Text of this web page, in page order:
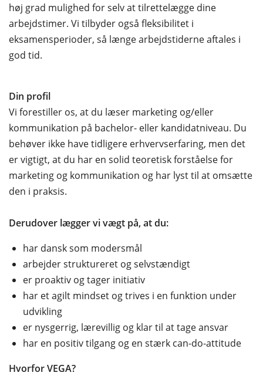
høj grad mulighed for selv at tilrettelægge dine
arbejdstimer. Vi tilbyder også fleksibilitet i
eksamensperioder, så længe arbejdstiderne aftales i
god tid.
Din profil
Vi forestiller os, at du læser marketing og/eller
kommunikation på bachelor- eller kandidatniveau. Du
behøver ikke have tidligere erhvervserfaring, men det
er vigtigt, at du har en solid teoretisk forståelse for
marketing og kommunikation og har lyst til at omsætte
den i praksis.
Derudover lægger vi vægt på, at du:
har dansk som modersmål
arbejder struktureret og selvstændigt
er proaktiv og tager initiativ
har et agilt mindset og trives i en funktion under
udvikling
er nysgerrig, lærevillig og klar til at tage ansvar
har en positiv tilgang og en stærk can-do-attitude
Hvorfor VEGA?